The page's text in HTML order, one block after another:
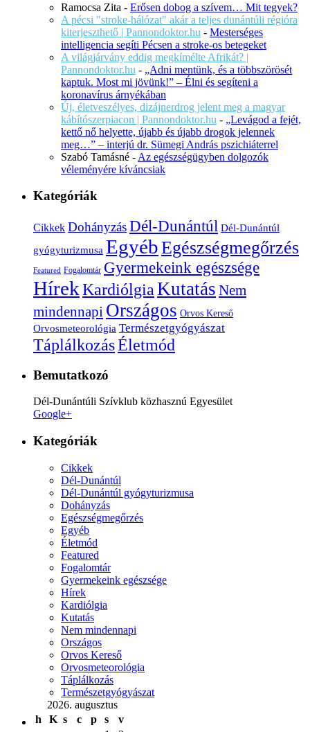
Ramocsa Zita - Erősen dobog a szívem… Mit tegyek?
A pécsi "stroke-hálózat" akár a teljes dunántúli régióra
kiterjeszthető | Pannondoktor.hu - Mesterséges
intelligencia segíti Pécsen a stroke-os betegeket
A világjárvány eddig megkímélte Afrikát? |
Pannondoktor.hu - „Adni mentünk, és a többszörösét
kaptuk. Most mi jövünk!” – Élni és segíteni a
koronavírus árnyékában
Új, életveszélyes, dizájnerdrog jelent meg a magyar
kábítószerpiacon | Pannondoktor.hu - „Levágod a fejét,
kettő nő helyette, újabb és újabb drogok jelennek
meg…” – interjú dr. Sümegi András pszichiáterrel
Szabó Tamásné - Az egészségügyben dolgozók
véleményére kíváncsiak
Kategóriák
Cikkek DohányzásDél-Dunántúl Dél-Dunántúl
gyógyturizmusa EgyébEgészségmegőrzés
Featured Fogalomtár Gyermekeink egészsége
HírekKardiólgia Kutatás Nem
mindennapi Országos Orvos Kereső
Orvosmeteorológia Természetgyógyászat
TáplálkozásÉletmód
Bemutatkozó
Dél-Dunántúli Szívklub közhasznú Egyesület
Google+
Kategóriák
Cikkek
Dél-Dunántúl
Dél-Dunántúl gyógyturizmusa
Dohányzás
Egészségmegőrzés
Egyéb
Életmód
Featured
Fogalomtár
Gyermekeink egészsége
Hírek
Kardiólgia
Kutatás
Nem mindennapi
Országos
Orvos Kereső
Orvosmeteorológia
Táplálkozás
Természetgyógyászat
2026. augusztus
h
K s c p s
v